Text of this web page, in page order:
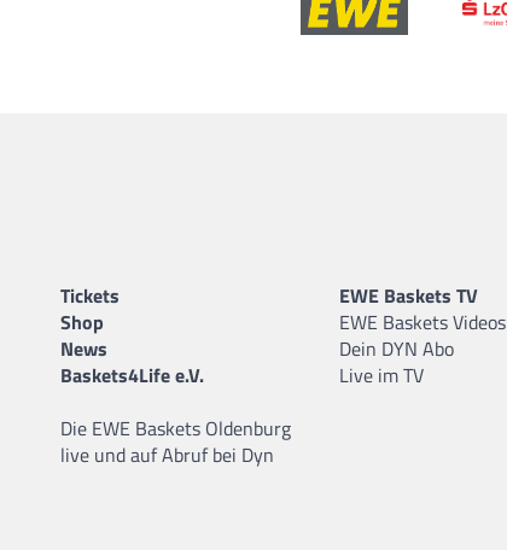
Tickets
Shop
News
Baskets4Life e.V.
Die EWE Baskets Oldenburg
live und auf Abruf bei Dyn
EWE Baskets TV
EWE Baskets Videos
Dein DYN Abo
Live im TV